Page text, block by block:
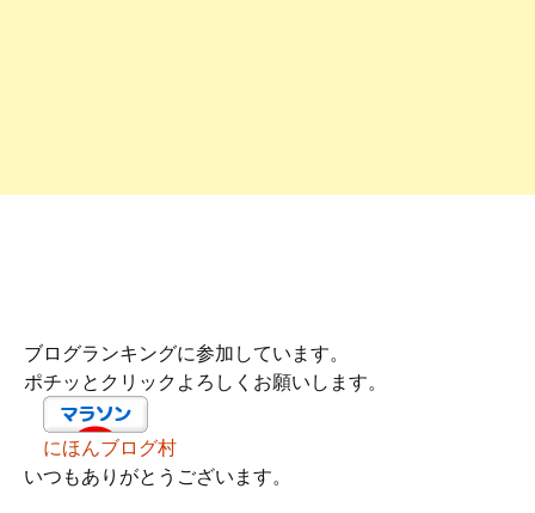
ブログランキングに参加しています。
ポチッとクリックよろしくお願いします。
にほんブログ村
いつもありがとうございます。